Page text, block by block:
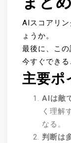
AIスコアリ
ょうか。
最後に、こ
今すぐできる
主要ポ
AIは敵
く理解
なる。
判断は